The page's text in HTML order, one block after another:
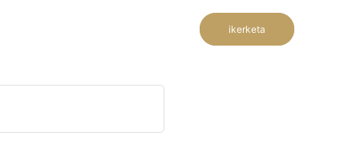
ikerketa